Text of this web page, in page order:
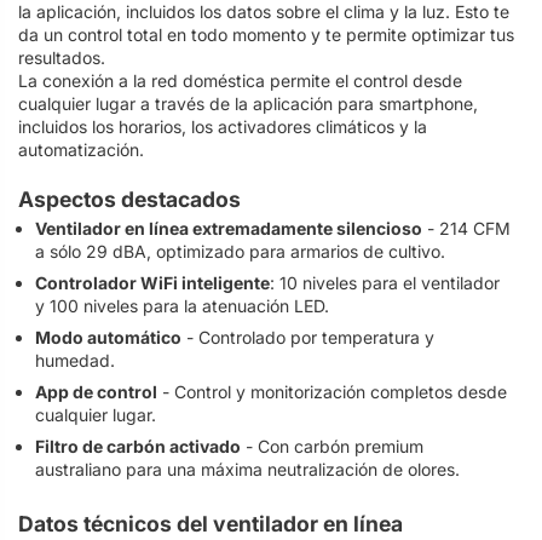
la aplicación, incluidos los datos sobre el clima y la luz. Esto te
da un control total en todo momento y te permite optimizar tus
resultados.
La conexión a la red doméstica permite el control desde
cualquier lugar a través de la aplicación para smartphone,
incluidos los horarios, los activadores climáticos y la
automatización.
Aspectos destacados
Ventilador en línea extremadamente silencioso - 214 CFM
a sólo 29 dBA, optimizado para armarios de cultivo.
Controlador WiFi inteligente: 10 niveles para el ventilador
y 100 niveles para la atenuación LED.
Modo automático - Controlado por temperatura y
humedad.
App de control - Control y monitorización completos desde
cualquier lugar.
Filtro de carbón activado - Con carbón premium
australiano para una máxima neutralización de olores.
Datos técnicos del ventilador en línea